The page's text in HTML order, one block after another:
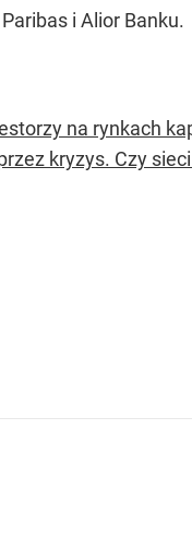
i Alior Banku.
na rynkach
kryzys. Czy